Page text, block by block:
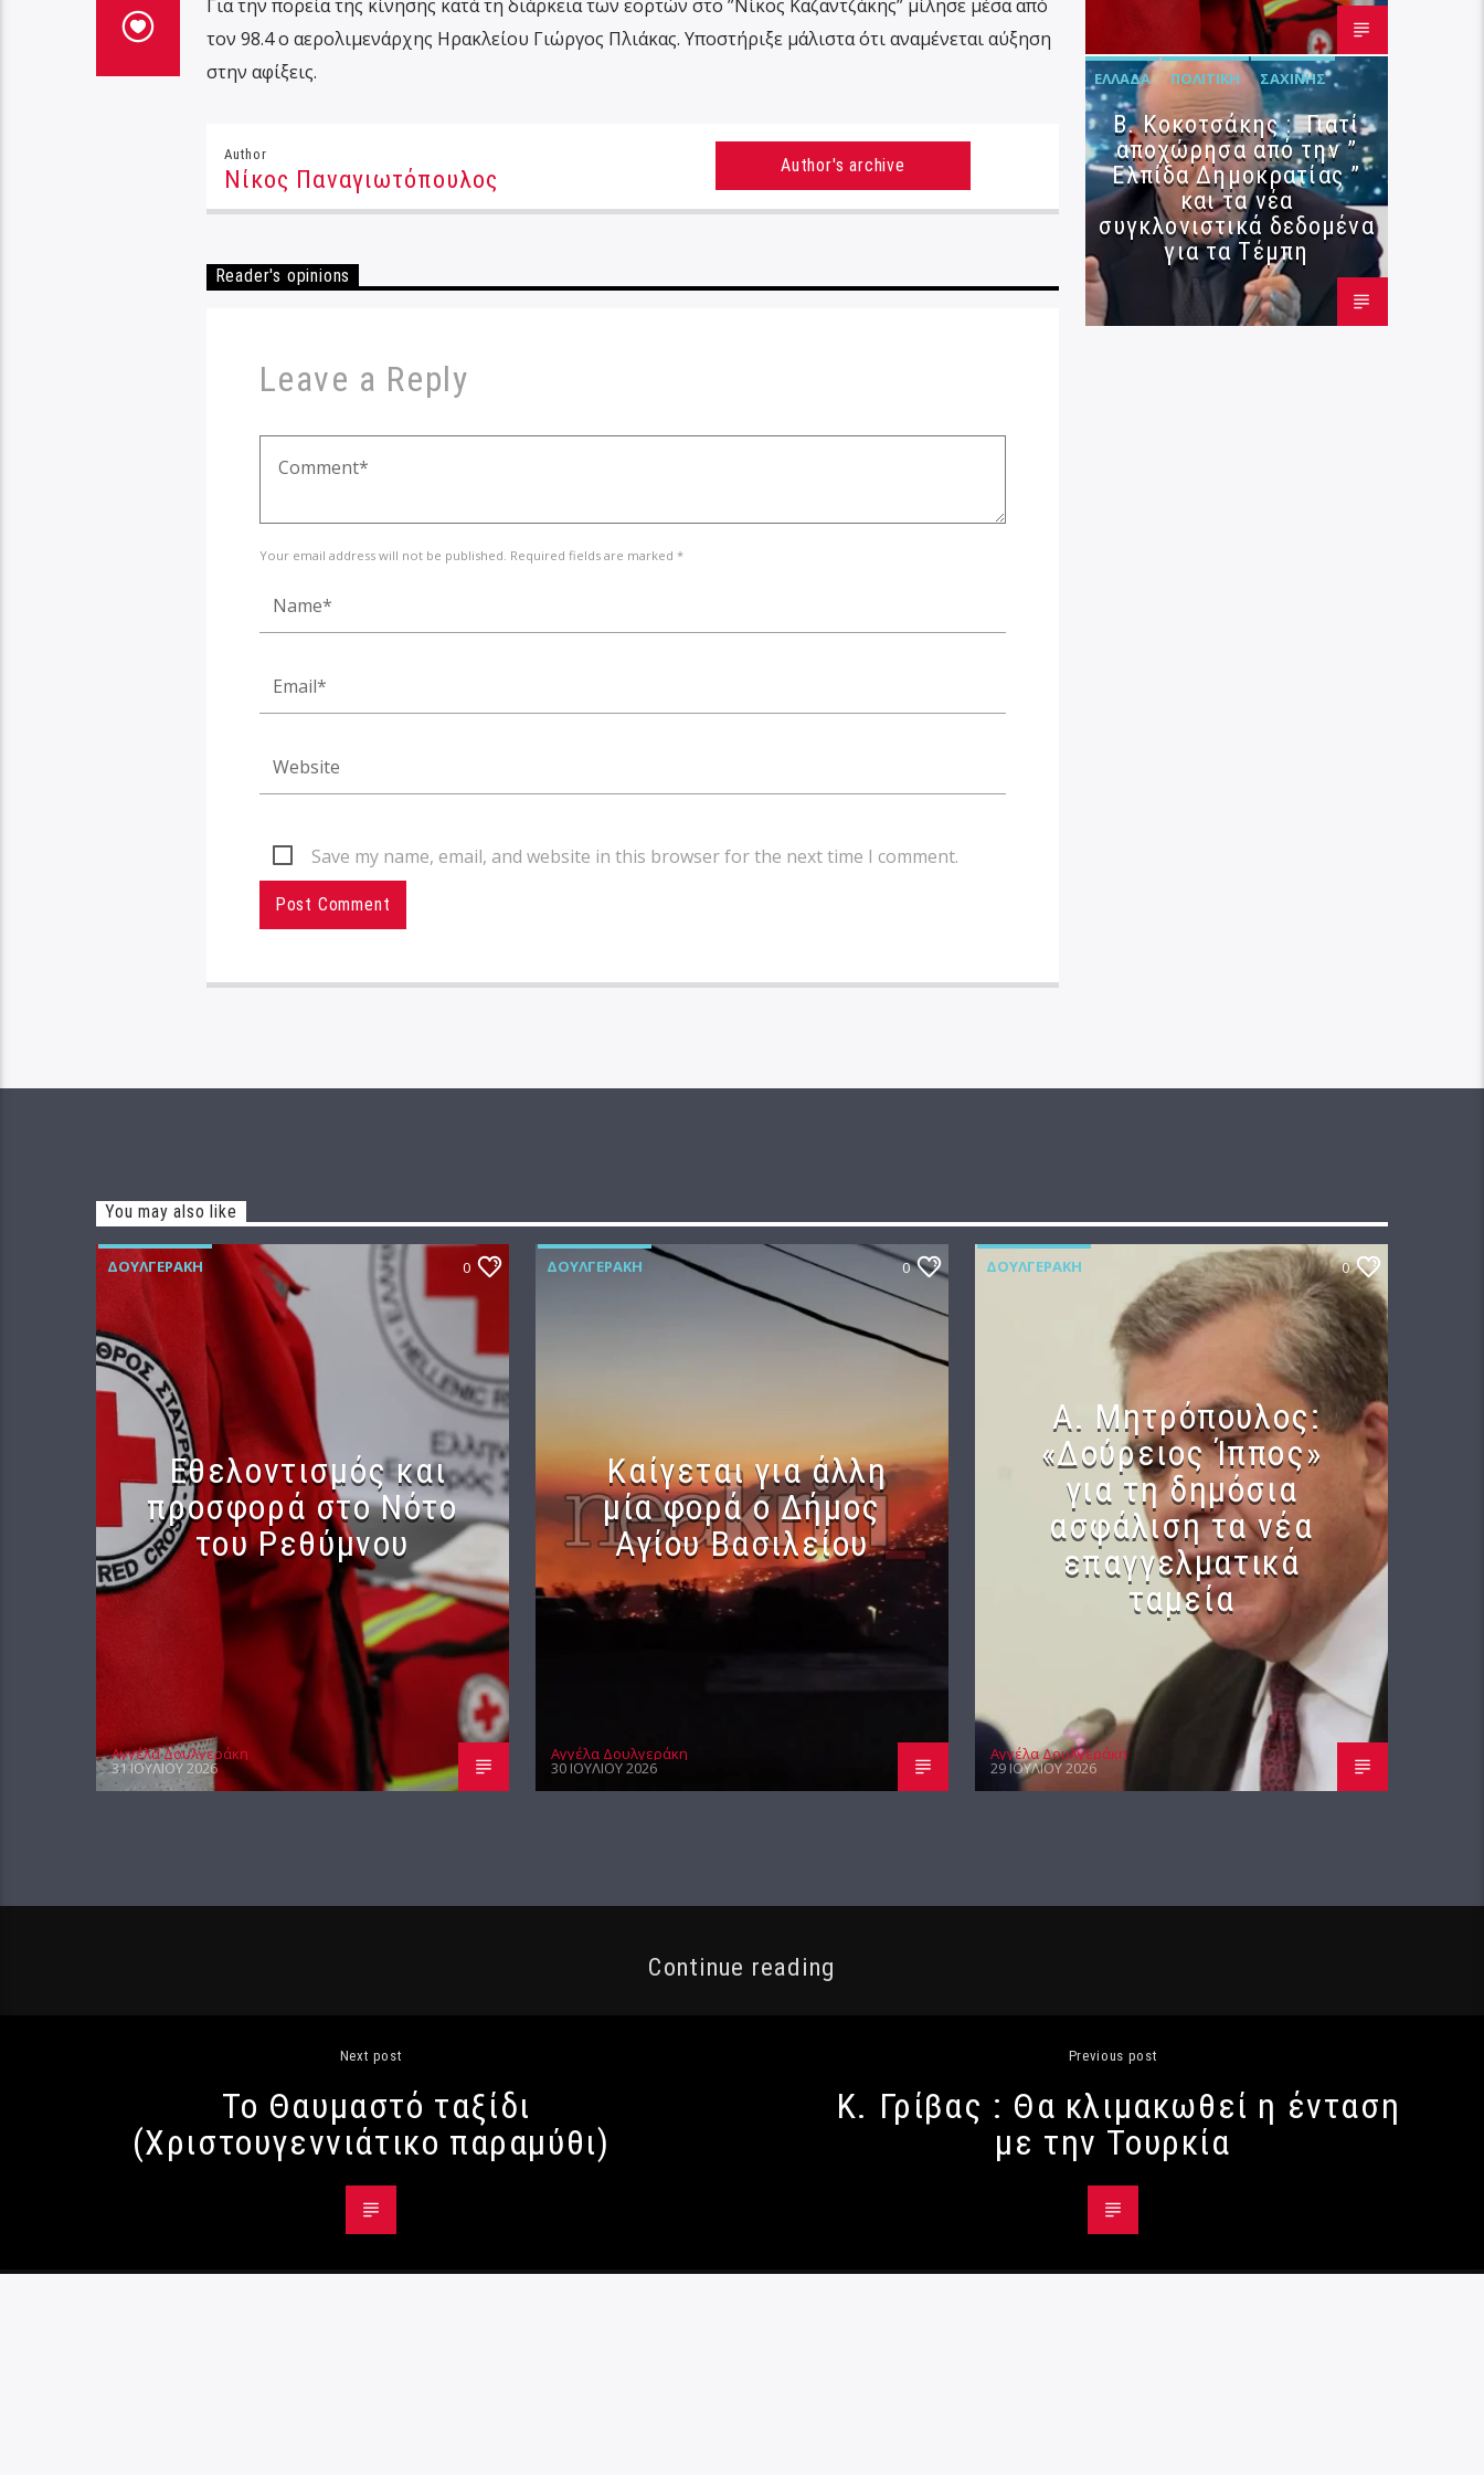
Για την πορεία της κίνησης κατά τη διάρκεια των εορτών στο ”Νίκος Καζαντζάκης” μίλησε μέσα από
τον 98.4 ο αερολιμενάρχης Ηρακλείου Γιώργος Πλιάκας. Υποστήριξε μάλιστα ότι αναμένεται αύξηση
στην αφίξεις.
Author
Νίκος Παναγιωτόπουλος Author's archive
Reader's opinions
Leave a Reply
Your email address will not be published. Required fields are marked *
Save my name, email, and website in this browser for the next time I comment.
ΕΛΛΆΔΑ ΠΟΛΙΤΙΚΉ ΣΑΧΊΝΗΣ
Β. Κοκοτσάκης : Γιατί
αποχώρησα από την ”
Ελπίδα Δημοκρατίας ”
και τα νέα
συγκλονιστικά δεδομένα
για τα Τέμπη
You may also like
ΔΟΥΛΓΕΡΆΚΗ 0
Εθελοντισμός και
προσφορά στο Νότο
του Ρεθύμνου
Αγγέλα Δουλγεράκη
31 ΙΟΥΛΊΟΥ 2026
ΔΟΥΛΓΕΡΆΚΗ 0
Καίγεται για άλλη
μία φορά ο Δήμος
Αγίου Βασιλείου
Αγγέλα Δουλγεράκη
30 ΙΟΥΛΊΟΥ 2026
ΔΟΥΛΓΕΡΆΚΗ 0
Α. Μητρόπουλος:
«Δούρειος Ίππος»
για τη δημόσια
ασφάλιση τα νέα
επαγγελματικά
ταμεία
Αγγέλα Δουλγεράκη
29 ΙΟΥΛΊΟΥ 2026
Continue reading
Next post
Το Θαυμαστό ταξίδι
(Χριστουγεννιάτικο παραμύθι)
Previous post
Κ. Γρίβας : Θα κλιμακωθεί η ένταση
με την Τουρκία